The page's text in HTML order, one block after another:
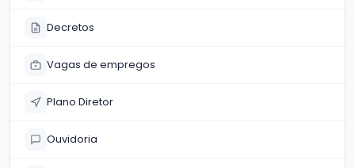
Decretos
Vagas de empregos
Plano Diretor
Ouvidoria